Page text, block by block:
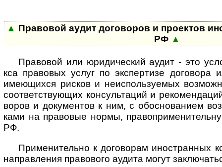
▲ Правовой аудит договоров и проектов
РФ ▲
Правовой или юридический аудит - это
кса пра­во­вых услуг по экс­пер­тизе дого­вора
имею­щи­хся рис­ков и неис­по­ль­зу­е­мых
соот­вет­ст­вую­щих кон­суль­та­ций и
во­ров и доку­мен­тов к ним, с обо­сно­ва­нием
ками на пра­во­вые нормы,
РФ.
Применительно к договорам иностранных
нап­рав­ле­ния пра­во­вого аудита могут